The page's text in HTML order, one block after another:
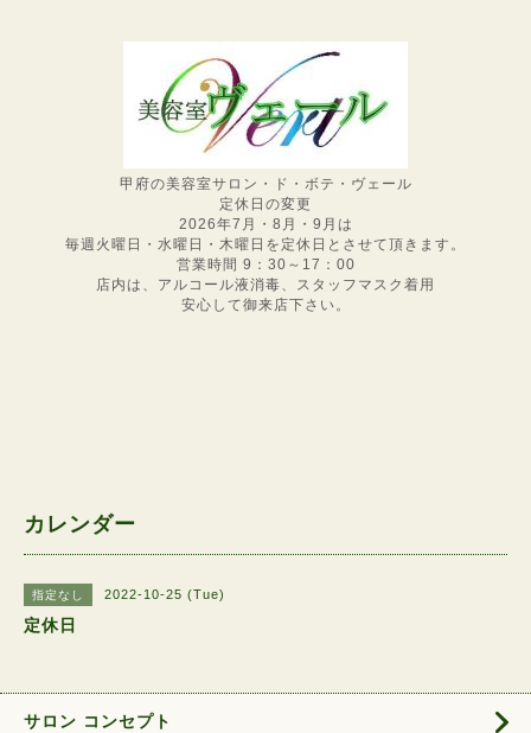
甲府の美容室サロン・ド・ボテ・ヴェール
定休日の変更
2026年7月・8月・9月は
毎週火曜日・水曜日・木曜日を定休日とさせて頂きます。
営業時間 9：30～17：00
店内は、アルコール液消毒、スタッフマスク着用
安心して御来店下さい。
カレンダー
指定なし 2022-10-25 (Tue)
定休日
サロン コンセプト